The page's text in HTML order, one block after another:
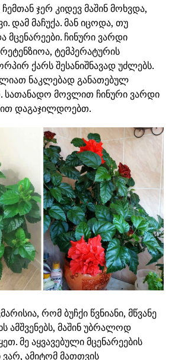
ჯერ კიდევ მაშინ მოხვდა,
დამ მაჩუქა. მან იცოდა, თუ
ჩინური ვარდი
ტემპერატურის
ქარს შესანიშნავად უძლებს.
ნაკლებად განათებულ
მოვლით ჩინური ვარდი
დაგაჯილდოებთ.
რომ ბუჩქი წვნიანი, მწვანე
მაშინ უბრალოდ
მე აყვავებული მცენარეების
ვარ, ამიტომ მათთვის